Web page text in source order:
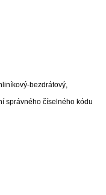
bezdrátový,
správného číselného kódu